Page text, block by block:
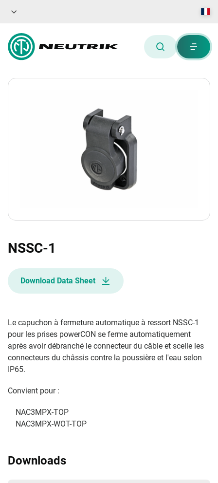
NSSC-1
Download Data Sheet
Le capuchon à fermeture automatique à ressort NSSC-1
pour les prises powerCON se ferme automatiquement
après avoir débranché le connecteur du câble et scelle les
connecteurs du châssis contre la poussière et l'eau selon
IP65.
Convient pour :
NAC3MPX-TOP
NAC3MPX-WOT-TOP
Downloads